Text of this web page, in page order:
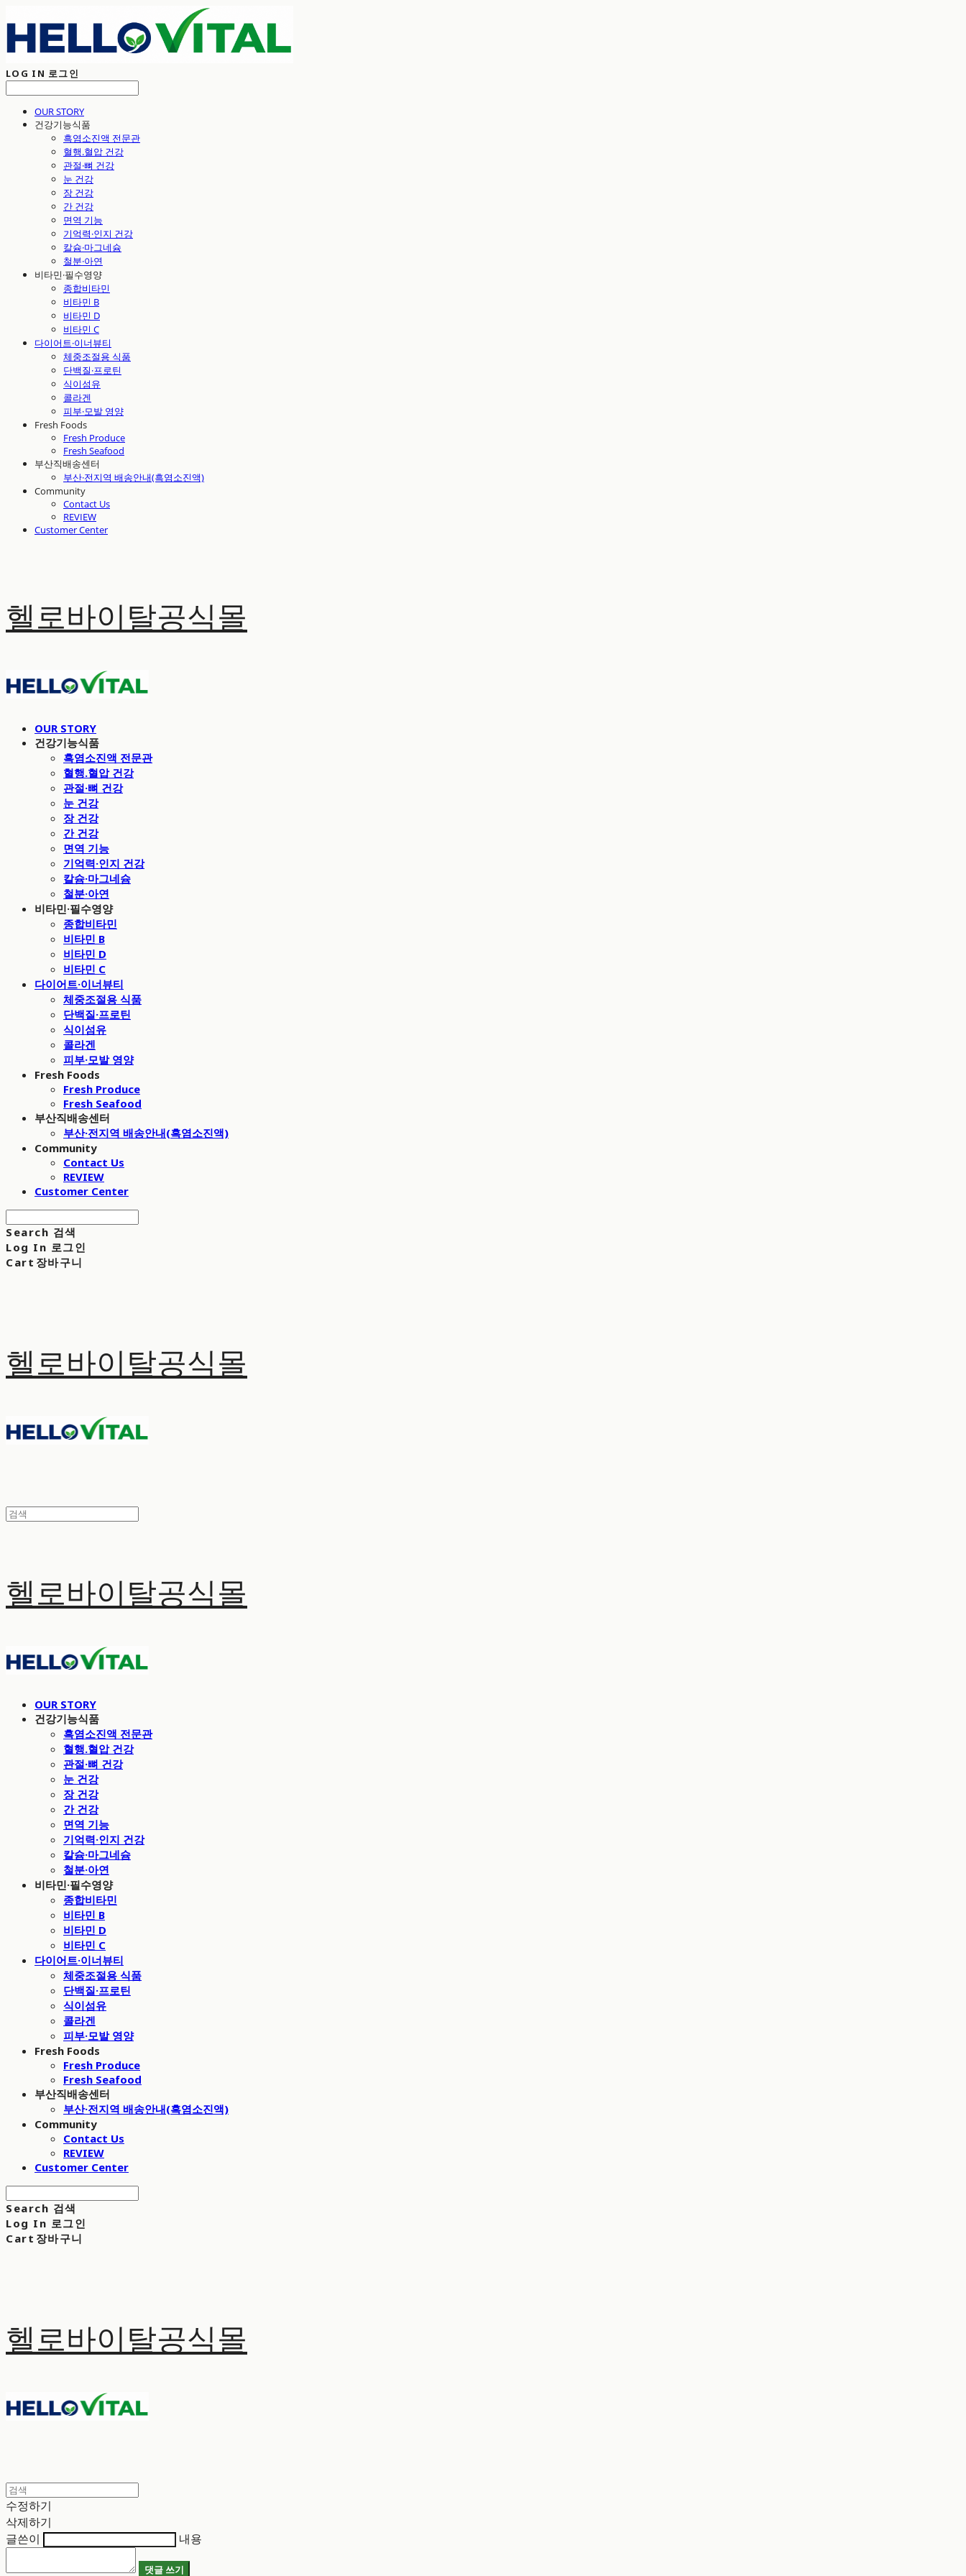
LOG IN 로그인
OUR STORY
건강기능식품
흑염소진액 전문관
혈행.혈압 건강
관절·뼈 건강
눈 건강
장 건강
간 건강
면역 기능
기억력·인지 건강
칼슘·마그네슘
철분·아연
비타민·필수영양
종합비타민
비타민 B
비타민 D
비타민 C
다이어트·이너뷰티
체중조절용 식품
단백질·프로틴
식이섬유
콜라겐
피부·모발 영양
Fresh Foods
Fresh Produce
Fresh Seafood
부산직배송센터
부산·전지역 배송안내(흑염소진액)
Community
Contact Us
REVIEW
Customer Center
헬로바이탈공식몰
OUR STORY
건강기능식품
흑염소진액 전문관
혈행.혈압 건강
관절·뼈 건강
눈 건강
장 건강
간 건강
면역 기능
기억력·인지 건강
칼슘·마그네슘
철분·아연
비타민·필수영양
종합비타민
비타민 B
비타민 D
비타민 C
다이어트·이너뷰티
체중조절용 식품
단백질·프로틴
식이섬유
콜라겐
피부·모발 영양
Fresh Foods
Fresh Produce
Fresh Seafood
부산직배송센터
부산·전지역 배송안내(흑염소진액)
Community
Contact Us
REVIEW
Customer Center
Search 검색
Log In 로그인
Cart 장바구니
헬로바이탈공식몰
헬로바이탈공식몰
OUR STORY
건강기능식품
흑염소진액 전문관
혈행.혈압 건강
관절·뼈 건강
눈 건강
장 건강
간 건강
면역 기능
기억력·인지 건강
칼슘·마그네슘
철분·아연
비타민·필수영양
종합비타민
비타민 B
비타민 D
비타민 C
다이어트·이너뷰티
체중조절용 식품
단백질·프로틴
식이섬유
콜라겐
피부·모발 영양
Fresh Foods
Fresh Produce
Fresh Seafood
부산직배송센터
부산·전지역 배송안내(흑염소진액)
Community
Contact Us
REVIEW
Customer Center
Search 검색
Log In 로그인
Cart 장바구니
헬로바이탈공식몰
수정하기
삭제하기
글쓴이
내용
댓글 쓰기